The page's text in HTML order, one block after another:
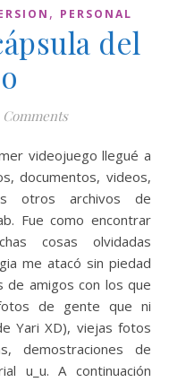
, PERSONAL
del
Comments
documentos, videos,
otros archivos de
Fue como encontrar
cosas olvidadas
me atacó sin piedad
amigos con los que
de gente que ni
Yari XD), viejas fotos
demostraciones de
u_u. A continuación